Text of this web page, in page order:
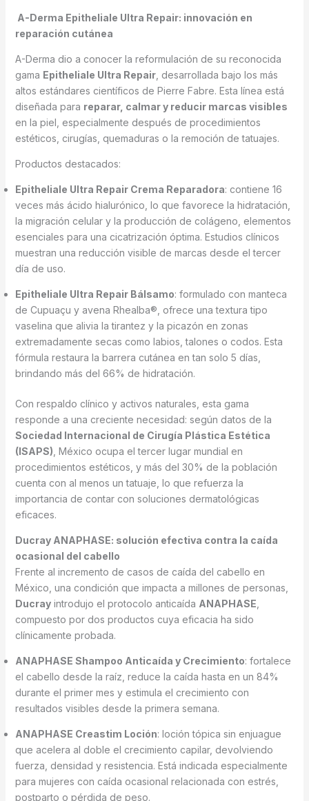
A-Derma Epitheliale Ultra Repair: innovación en
reparación cutánea
A-Derma dio a conocer la reformulación de su reconocida
gama Epitheliale Ultra Repair, desarrollada bajo los más
altos estándares científicos de Pierre Fabre. Esta línea está
diseñada para reparar, calmar y reducir marcas visibles
en la piel, especialmente después de procedimientos
estéticos, cirugías, quemaduras o la remoción de tatuajes.
Productos destacados:
Epitheliale Ultra Repair Crema Reparadora: contiene 16
veces más ácido hialurónico, lo que favorece la hidratación,
la migración celular y la producción de colágeno, elementos
esenciales para una cicatrización óptima. Estudios clínicos
muestran una reducción visible de marcas desde el tercer
día de uso.
Epitheliale Ultra Repair Bálsamo: formulado con manteca
de Cupuaçu y avena Rhealba®, ofrece una textura tipo
vaselina que alivia la tirantez y la picazón en zonas
extremadamente secas como labios, talones o codos. Esta
fórmula restaura la barrera cutánea en tan solo 5 días,
brindando más del 66% de hidratación.
Con respaldo clínico y activos naturales, esta gama
responde a una creciente necesidad: según datos de la
Sociedad Internacional de Cirugía Plástica Estética
(ISAPS) , México ocupa el tercer lugar mundial en
procedimientos estéticos, y más del 30% de la población
cuenta con al menos un tatuaje, lo que refuerza la
importancia de contar con soluciones dermatológicas
eficaces.
Ducray ANAPHASE: solución efectiva contra la caída
ocasional del cabello
Frente al incremento de casos de caída del cabello en
México, una condición que impacta a millones de personas,
Ducrayintrodujo el protocolo anticaída ANAPHASE
compuesto por dos productos cuya eficacia ha sido
clínicamente probada.
ANAPHASE Shampoo Anticaída y Crecimiento: fortalece
el cabello desde la raíz, reduce la caída hasta en un 84%
durante el primer mes y estimula el crecimiento con
resultados visibles desde la primera semana.
ANAPHASE Creastim Loción: loción tópica sin enjuague
que acelera al doble el crecimiento capilar, devolviendo
fuerza, densidad y resistencia. Está indicada especialmente
para mujeres con caída ocasional relacionada con estrés,
postparto o pérdida de peso.